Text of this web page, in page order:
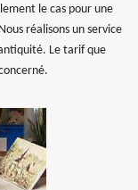
le cas pour une
réalisons un service
Le tarif que